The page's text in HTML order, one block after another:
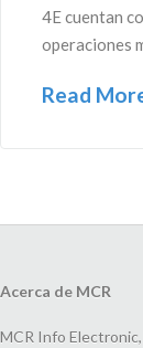
4E cuentan
operaciones
Read
Acerca de MCR
MCR Info